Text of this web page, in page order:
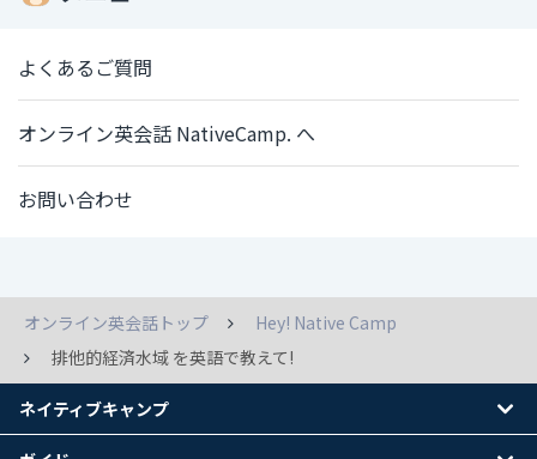
よくあるご質問
オンライン英会話 NativeCamp. へ
お問い合わせ
オンライン英会話トップ
Hey! Native Camp
排他的経済水域 を英語で教えて!
ネイティブキャンプ